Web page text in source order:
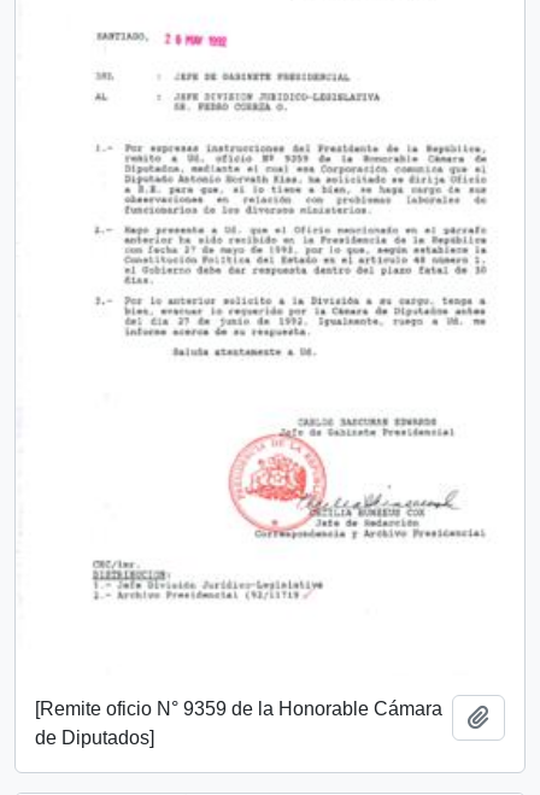
[Remite oficio N° 9359 de la Honorable Cámara
de Diputados]